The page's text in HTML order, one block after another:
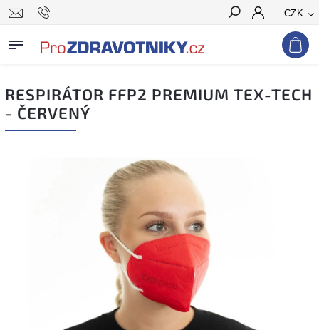
CZK
Hledat
RESPIRÁTOR FFP2 PREMIUM TEX-TECH
- ČERVENÝ